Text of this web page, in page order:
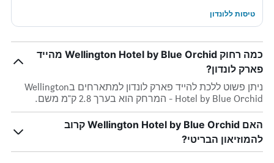
טיסות ללונדון
כמה רחוק Wellington Hotel by Blue Orchid מהייד
פארק לונדון?
ניתן פשוט ללכת להייד פארק לונדון למתארחים בWellington
Hotel by Blue Orchid - המרחק הוא בערך 2.8 ק"מ משם.
האם Wellington Hotel by Blue Orchid קרוב
להמוזיאון הבריטי?